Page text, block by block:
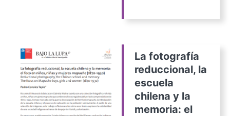
La fotografía
reduccional, la
escuela
chilena y la
memoria: el